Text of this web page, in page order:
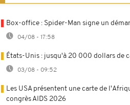
Box-office : Spider-Man signe un
04/08 - 17:58
États-Unis : jusqu'à 20 000 dollars de
03/08 - 09:52
Les USA présentent une carte de
congrès AIDS 2026